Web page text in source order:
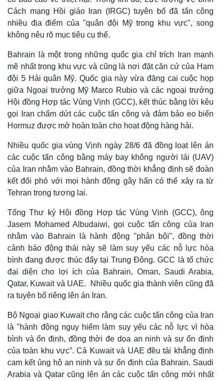
Cách mạng Hồi giáo Iran (IRGC) tuyên bố đã tấn công
nhiều địa điểm của "quân đội Mỹ trong khu vực", song
không nêu rõ mục tiêu cụ thể.
Bahrain là một trong những quốc gia chỉ trích Iran mạnh
mẽ nhất trong khu vực và cũng là nơi đặt căn cứ của Hạm
đội 5 Hải quân Mỹ. Quốc gia này vừa đăng cai cuộc họp
giữa Ngoại trưởng Mỹ Marco Rubio và các ngoại trưởng
Hội đồng Hợp tác Vùng Vịnh (GCC), kết thúc bằng lời kêu
gọi Iran chấm dứt các cuộc tấn công và đảm bảo eo biển
Hormuz được mở hoàn toàn cho hoạt động hàng hải.
Nhiều quốc gia vùng Vịnh ngày 28/6 đã đồng loạt lên án
các cuộc tấn công bằng máy bay không người lái (UAV)
của Iran nhằm vào Bahrain, đồng thời khẳng định sẽ đoàn
kết đối phó với mọi hành động gây hấn có thể xảy ra từ
Tehran trong tương lai.
Tổng Thư ký Hội đồng Hợp tác Vùng Vịnh (GCC), ông
Jasem Mohamed Albudaiwi, gọi cuộc tấn công của Iran
nhằm vào Bahrain là hành động "phản bội", đồng thời
cảnh báo động thái này sẽ làm suy yếu các nỗ lực hòa
bình đang được thúc đẩy tại Trung Đông. GCC là tổ chức
đại diện cho lợi ích của Bahrain, Oman, Saudi Arabia,
Qatar, Kuwait và UAE. Nhiều quốc gia thành viên cũng đã
ra tuyên bố riêng lên án Iran.
Bộ Ngoại giao Kuwait cho rằng các cuộc tấn công của Iran
là "hành động nguy hiểm làm suy yếu các nỗ lực vì hòa
bình và ổn định, đồng thời đe dọa an ninh và sự ổn định
của toàn khu vực”. Cả Kuwait và UAE đều tái khẳng định
cam kết ủng hộ an ninh và sự ổn định của Bahrain. Saudi
Arabia và Qatar cũng lên án các cuộc tấn công mới nhất